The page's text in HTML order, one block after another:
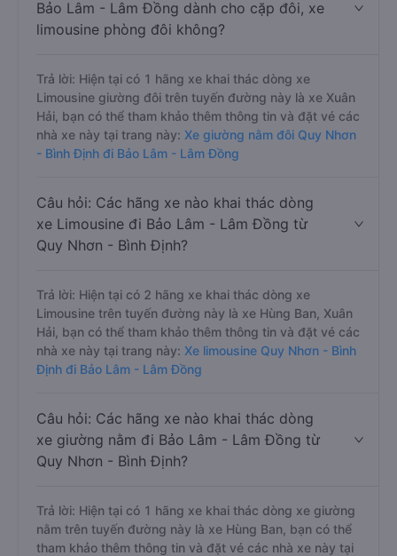
Bảo Lâm - Lâm Đồng dành cho cặp đôi, xe
limousine phòng đôi không?
Trả lời: Hiện tại có 1 hãng xe khai thác dòng xe
Limousine giường đôi trên tuyến đường này là xe Xuân
Hải, bạn có thể tham khảo thêm thông tin và đặt vé các
nhà xe này tại trang này: Xe giường nằm đôi Quy Nhơn
- Bình Định đi Bảo Lâm - Lâm Đồng
Câu hỏi: Các hãng xe nào khai thác dòng
xe Limousine đi Bảo Lâm - Lâm Đồng từ
Quy Nhơn - Bình Định?
Trả lời: Hiện tại có 2 hãng xe khai thác dòng xe
Limousine trên tuyến đường này là xe Hùng Ban, Xuân
Hải, bạn có thể tham khảo thêm thông tin và đặt vé các
nhà xe này tại trang này: Xe limousine Quy Nhơn - Bình
Định đi Bảo Lâm - Lâm Đồng
Câu hỏi: Các hãng xe nào khai thác dòng
xe giường nằm đi Bảo Lâm - Lâm Đồng từ
Quy Nhơn - Bình Định?
Trả lời: Hiện tại có 1 hãng xe khai thác dòng xe giường
nằm trên tuyến đường này là xe Hùng Ban, bạn có thể
tham khảo thêm thông tin và đặt vé các nhà xe này tại